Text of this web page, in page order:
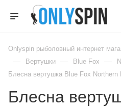
Onlyspin рыболовный интернет
— Вертушки — Blue Fox —
Блесна вертушка Blue Fox Northern
Блесна